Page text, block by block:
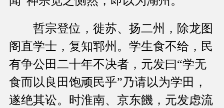
哲宗登位，徙苏、扬二州，除龙图
阁直学士，复知郓州。学生食不给，民
有争公田二十年不决者，元发曰“学无
食而以良田饱顽民乎”乃请以为学田，
遂绝其讼。时淮南、京东饑，元发虑流